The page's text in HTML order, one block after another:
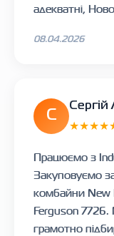
адекватні,
08.04.2026
С
Сергій
Працюємо з
Закуповуємо
комбайни New
Ferguson
грамотно